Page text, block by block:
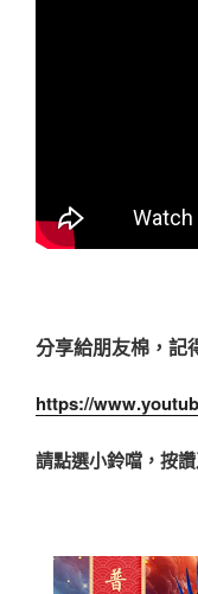
分享給朋友棉，記
https://
請點選小鈴噹，按